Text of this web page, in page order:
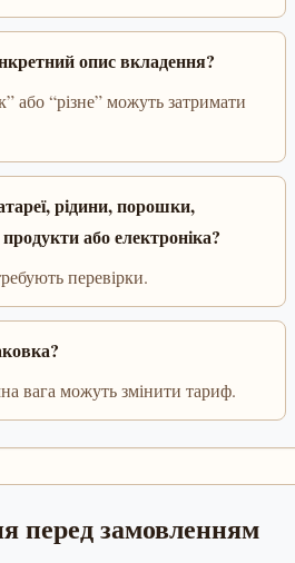
опис вкладення?
або “різне” можуть затримати
рідини, порошки,
або електроніка?
перевірки.
вага можуть змінити тариф.
перед замовленням